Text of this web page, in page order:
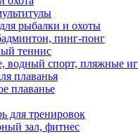
рыбалки и охоты
пинг-понг
теннис
водный спорт, пляжные
плаванья
плаванье
для тренировок
зал, фитнес